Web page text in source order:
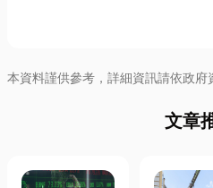
本資料謹供參考，詳細資訊請依政府
文章